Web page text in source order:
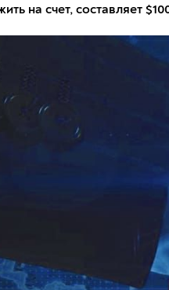
на счет, составляет